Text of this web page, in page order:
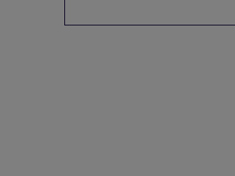
iverse sectoren en op